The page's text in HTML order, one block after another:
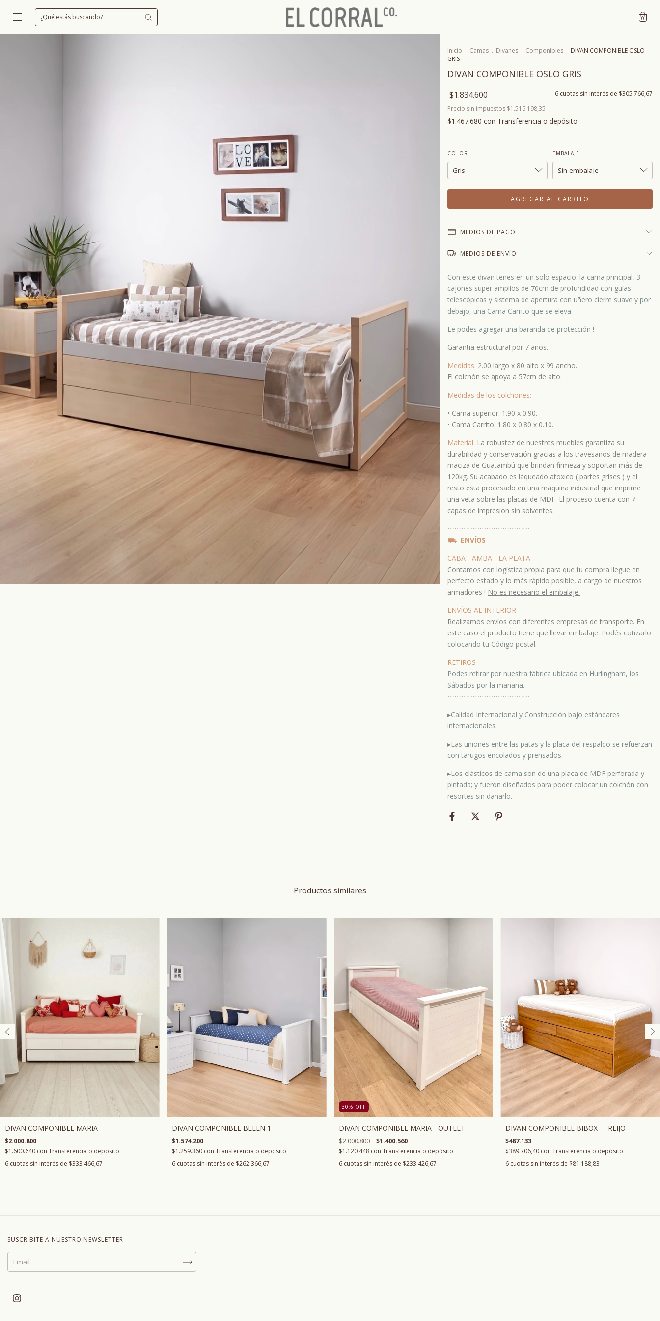
0
Inicio . Camas . Divanes . Componibles . DIVAN COMPONIBLE OSLO
GRIS
DIVAN COMPONIBLE OSLO GRIS
$1.834.600 6 cuotas sin interés de $305.766,67
Precio sin impuestos $1.516.198,35
$1.467.680 con Transferencia o depósito
COLOR EMBALAJE
MEDIOS DE PAGO
MEDIOS DE ENVÍO
Con este divan tenes en un solo espacio: la cama principal, 3
cajones super amplios de 70cm de profundidad con guías
telescópicas y sistema de apertura con uñero cierre suave y por
debajo, una Cama Carrito que se eleva.
Le podes agregar una baranda de protección !
Garantía estructural por 7 años.
Medidas: 2.00 largo x 80 alto x 99 ancho.
El colchón se apoya a 57cm de alto.
Medidas de los colchones:
• Cama superior: 1.90 x 0.90.
• Cama Carrito: 1.80 x 0.80 x 0.10.
Material: La robustez de nuestros muebles garantiza su
durabilidad y conservación gracias a los travesaños de madera
maciza de Guatambú que brindan firmeza y soportan más de
120kg. Su acabado es laqueado atoxico ( partes grises ) y el
resto esta procesado en una máquina industrial que imprime
una veta sobre las placas de MDF. El proceso cuenta con 7
capas de impresion sin solventes.
⋯⋯⋯⋯⋯⋯⋯⋯⋯⋯⋯⋯
⛟ ENVÍOS
CABA - AMBA - LA PLATA
Contamos con logística propia para que tu compra llegue en
perfecto estado y lo más rápido posible, a cargo de nuestros
armadores ! No es necesario el embalaje.
ENVÍOS AL INTERIOR
Realizamos envíos con diferentes empresas de transporte. En
este caso el producto tiene que llevar embalaje. Podés cotizarlo
colocando tu Código postal.
RETIROS
Podes retirar por nuestra fábrica ubicada en Hurlingham, los
Sábados por la mañana.
⋯⋯⋯⋯⋯⋯⋯⋯⋯⋯⋯⋯
▸Calidad Internacional y Construcción bajo estándares
internacionales.
▸Las uniones entre las patas y la placa del respaldo se refuerzan
con tarugos encolados y prensados.
▸Los elásticos de cama son de una placa de MDF perforada y
pintada; y fueron diseñados para poder colocar un colchón con
resortes sin dañarlo.
Productos similares
DIVAN COMPONIBLE MARIA
$2.000.800
$1.600.640 con Transferencia o depósito
6 cuotas sin interés de $333.466,67
DIVAN COMPONIBLE BELEN 1
$1.574.200
$1.259.360 con Transferencia o depósito
6 cuotas sin interés de $262.366,67
30% OFF
DIVAN COMPONIBLE MARIA - OUTLET
$2.000.800 $1.400.560
$1.120.448 con Transferencia o depósito
6 cuotas sin interés de $233.426,67
DIVAN COMPONIBLE BIBOX - FREIJO
$487.133
$389.706,40 con Transferencia o depósito
6 cuotas sin interés de $81.188,83
SUSCRIBITE A NUESTRO NEWSLETTER